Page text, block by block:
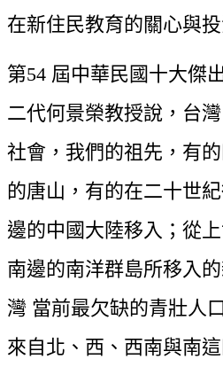
在新住民教育的關心與
第54 屆中華民國十大傑
二代何景榮教授說，台
社會，我們的祖先，有
的唐山，有的在二十世
邊的中國大陸移入；從
南邊的南洋群島所移入
灣 當前最欠缺的青壯人
來自北、西、西南與南